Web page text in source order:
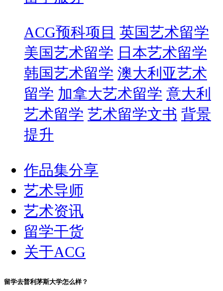
ACG预科项目 英国艺术留学
美国艺术留学 日本艺术留学
韩国艺术留学 澳大利亚艺术
留学 加拿大艺术留学 意大利
艺术留学 艺术留学文书 背景
提升
作品集分享
艺术导师
艺术资讯
留学干货
关于ACG
留学去普利茅斯大学怎么样？